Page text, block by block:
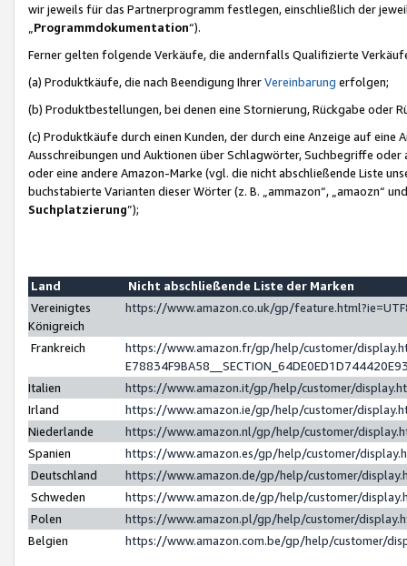
wir jeweils für das Partnerprogramm festlegen, einschließlich der
Programmdokumentation“).
Ferner gelten folgende Verkäufe, die andernfalls Qualifizierte
(a) Produktkäufe, die nach Beendigung IhrerVereinbarung erfolgen;
(b) Produktbestellungen, bei denen eine Stornierung, Rückgabe oder
(c) Produktkäufe durch einen Kunden, der durch eine Anzeige auf
Ausschreibungen und Auktionen über Schlagwörter, Suchbegriffe
oder eine andere Amazon-Marke (vgl. die nicht abschließende Liste
buchstabierte Varianten dieser Wörter (z. B. „ammazon“, „amaozn“
Suchplatzierung”);
Land
Nicht abschließende Liste der Marken
Vereinigtes
Königreich
https://www.amazon.co.uk/gp/
Frankreich
https://www.amazon.fr/gp/help/customer/
Italien
https://www.amazon.it/gp/help/customer/
Irland
https://www.amazon.ie/gp/help/customer/
Niederlande
https://www.amazon.nl/gp/help/customer/
Spanien
https://www.amazon.es/gp/help/customer/
Deutschland
https://www.amazon.de/gp/help/customer/
Schweden
https://www.amazon.de/gp/help/customer/
Polen
https://www.amazon.pl/gp/help/customer/
Belgien
https://www.amazon.com.be/gp/help/customer/